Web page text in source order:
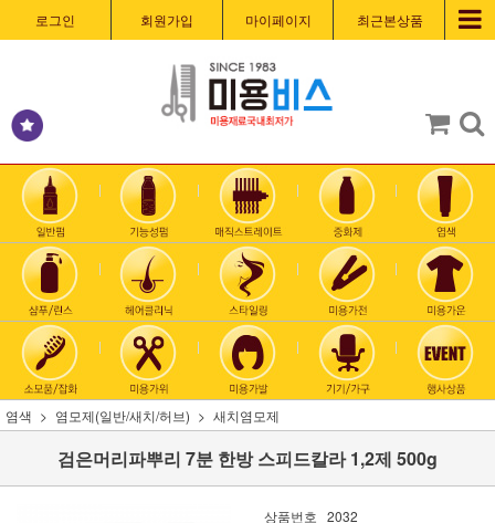
로그인 회원가입 마이페이지 최근본상품
염색 염모제(일반/새치/허브) 새치염모제
검은머리파뿌리 7분 한방 스피드칼라 1,2제 500g
상품번호 2032